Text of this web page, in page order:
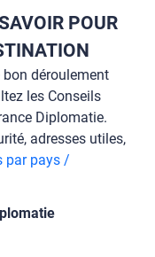
POUR
déroulement
les Conseils
Diplomatie.
adresses utiles,
par pays /